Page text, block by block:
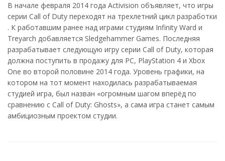
В начале февраля 2014 года Activision объявляет, что игры
серии Call of Duty переходят на трехлетний цикл разработки
. К работавшим ранее над играми студиям Infinity Ward и
Treyarch добавляется Sledgehammer Games. Последняя
разрабатывает следующую игру серии Call of Duty, которая
должна поступить в продажу для PC, PlayStation 4 и Xbox
One во второй половине 2014 года. Уровень графики, на
котором на тот момент находилась разрабатываемая
студией игра, был назван «огромным шагом вперёд по
сравнению с Call of Duty: Ghosts», а сама игра станет самым
амбициозным проектом студии.